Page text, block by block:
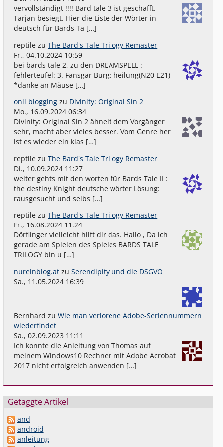
vervollständigt !!!! Bard tale 3 ist geschafft.
Tarjan besiegt. Hier die Liste der Wörter in
deutsch für Bards Ta […]
reptile zuThe Bard's Tale Trilogy Remaster
Fr., 04.10.2024 10:59
bei bards tale 2, zu den DREAMSPELL :
fehlerteufel: 3. Fansgar Burg: heilung(N20 E21)
*danke an Mäuse […]
onli blogging zu Divinity: Original Sin 2
Mo., 16.09.2024 06:34
Divinity: Original Sin 2 ähnelt dem Vorgänger
sehr, macht aber vieles besser. Vom Genre her
ist es wieder ein klas […]
reptile zuThe Bard's Tale Trilogy Remaster
Di., 10.09.2024 11:27
weiter gehts mit den worten für Bards Tale II :
the destiny Knight deutsche wörter Lösung:
rausgesucht und selbs […]
reptile zuThe Bard's Tale Trilogy Remaster
Fr., 16.08.2024 11:24
Dörflinger vielleicht hilft dir das. Hallo , Da ich
gerade am Spielen des Spieles BARDS TALE
TRILOGY bin u […]
nureinblog.at zuSerendipity und die DSGVO
Sa., 11.05.2024 16:39
Bernhard zuWie man verlorene Adobe-Seriennummern
wiederfindet
Sa., 02.09.2023 11:11
Ich konnte die Anleitung von Thomas auf
meinem Windows10 Rechner mit Adobe Acrobat
2017 nicht erfolgreich anwenden […]
Getaggte Artikel
and
android
anleitung